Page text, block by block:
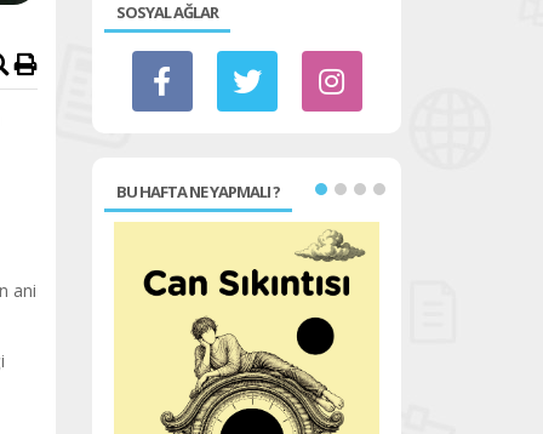
ani
SOSYAL AĞLAR
BU HAFTA NE YAPMALI ?